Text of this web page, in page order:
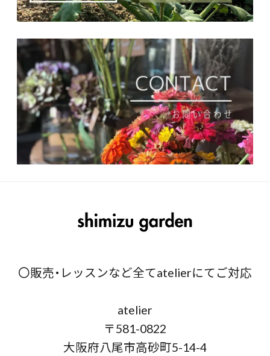
〇販売・レッスンなど全てatelierにてご対応
atelier
〒581-0822
大阪府八尾市高砂町5-14-4